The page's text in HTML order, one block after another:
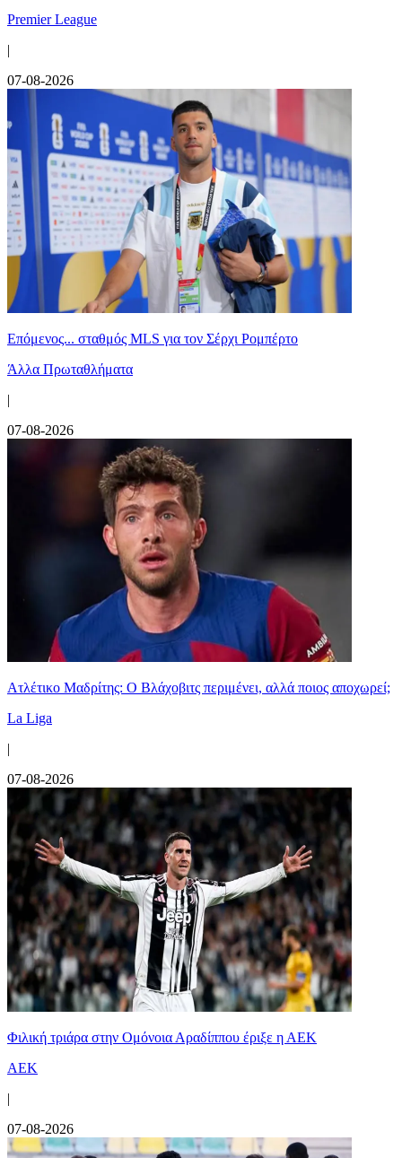
Premier League
|
07-08-2026
Επόμενος... σταθμός MLS για τον Σέρχι Ρομπέρτο
Άλλα Πρωταθλήματα
|
07-08-2026
Ατλέτικο Μαδρίτης: Ο Βλάχοβιτς περιμένει, αλλά ποιος αποχωρεί;
La Liga
|
07-08-2026
Φιλική τριάρα στην Ομόνοια Αραδίππου έριξε η ΑΕΚ
ΑΕΚ
|
07-08-2026